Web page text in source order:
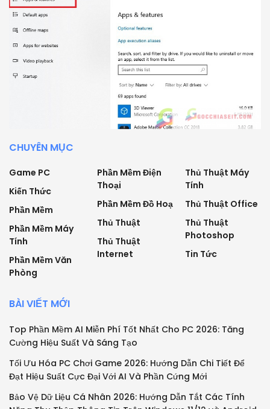
CHUYÊN MỤC
Game PC
Kiến Thức
Phần Mềm
Phần Mềm Máy
Tính
Phần Mềm Văn
Phòng
Phần Mềm Điện
Thoại
Phần Mềm Đồ Hoạ
Thủ Thuật
Thủ Thuật
Internet
Thủ Thuật Máy
Tính
Thủ Thuật Office
Thủ Thuật
Photoshop
Tin Tức
BÀI VIẾT MỚI
Top Phần Mềm AI Miễn Phí Tốt Nhất Cho PC 2026: Tăng
Cường Hiệu Suất Và Sáng Tạo
Tối Ưu Hóa PC Chơi Game 2026: Hướng Dẫn Chi Tiết Để
Đạt Hiệu Suất Cực Đại Với AI Và Phần Cứng Mới
Bảo Vệ Dữ Liệu Cá Nhân 2026: Hướng Dẫn Tắt Các Tính